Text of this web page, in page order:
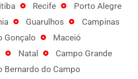
Recife
Porto Alegre
Guarulhos
Campinas
Gonçalo
Maceió
Natal
Campo Grande
Bernardo do Campo